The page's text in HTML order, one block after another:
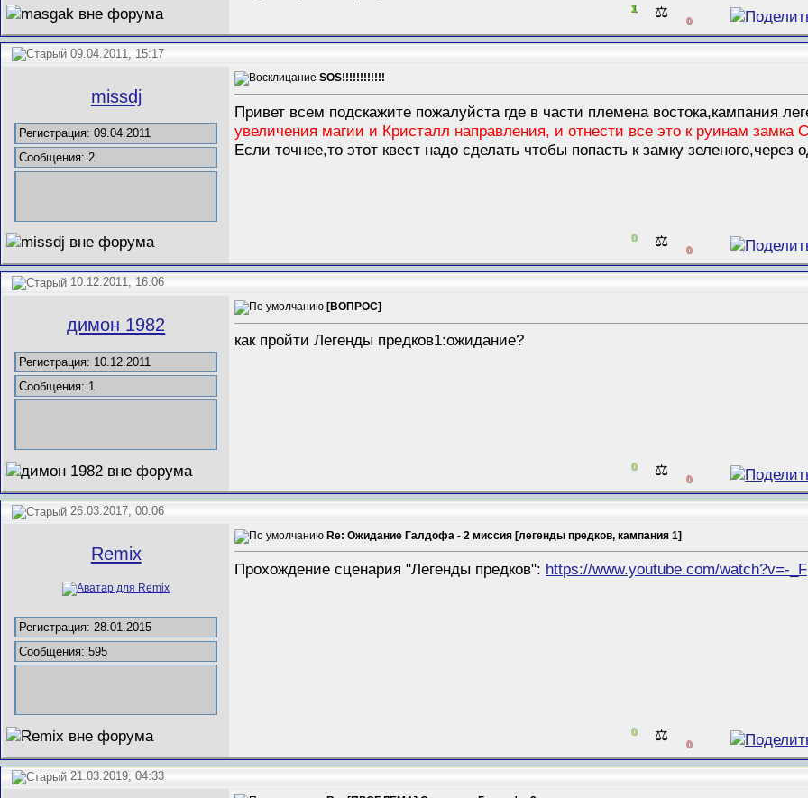
1 ⚖️ 0
09.04.2011, 15:17
missdj
Регистрация: 09.04.2011
Сообщения: 2
SOS!!!!!!!!!!!!
Привет всем подскажите пожалуйста где в части племена востока,кампания
увеличения магии и Кристалл направления, и отнести все это к руинам замка
Если точнее,то этот квест надо сделать чтобы попасть к замку зеленого,через
0 ⚖️ 0
10.12.2011, 16:06
димон 1982
Регистрация: 10.12.2011
Сообщения: 1
[ВОПРОС]
как пройти Легенды предков1:ожидание?
0 ⚖️ 0
26.03.2017, 00:06
Remix
Регистрация: 28.01.2015
Сообщения: 595
Re: Ожидание Галдофа - 2 миссия [легенды предков, кампания 1]
Прохождение сценария "Легенды предков": https://www.youtube.com/watch?v=-
0 ⚖️ 0
21.03.2019, 04:33